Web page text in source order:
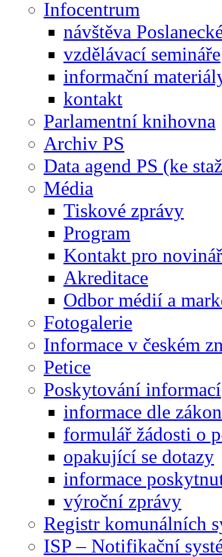
Infocentrum
návštěva
vzdělávací semináře
informační
kontakt
Parlamentní knihovna
Archiv PS
Data agend PS (ke
Média
Tiskové zprávy
Program
Kontakt pro
Akreditace
Odbor médií a
Fotogalerie
Informace v českém
Petice
Poskytování informací
informace dle
formulář žádosti o
opakující se dotazy
informace
výroční zprávy
Registr komunálních
ISP – Notifikační